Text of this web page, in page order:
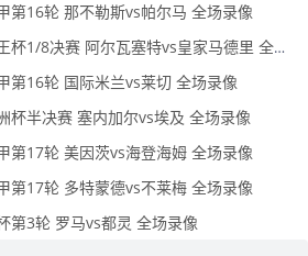
第16轮 那不勒斯vs帕尔马 全场录像
2026年01月15日 国王杯1/8决赛 阿尔瓦塞特vs皇家马德里 全场录像
第16轮 国际米兰vs莱切 全场录像
杯半决赛 塞内加尔vs埃及 全场录像
第17轮 美因茨vs海登海姆 全场录像
第17轮 多特蒙德vs不莱梅 全场录像
第3轮 罗马vs都灵 全场录像